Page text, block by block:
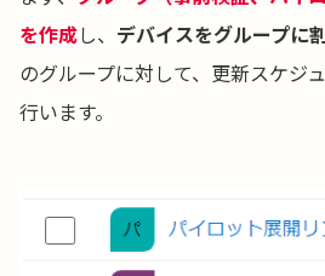
を作成し、 デバイスをグループに
のグループに対して、更新スケジ
行います。